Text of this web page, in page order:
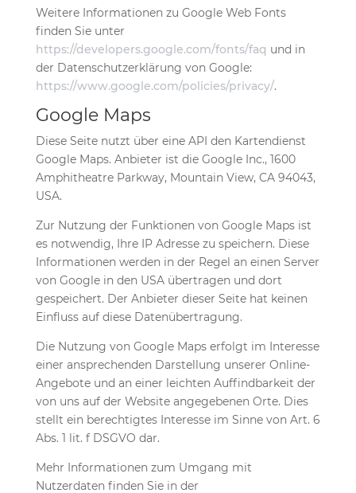
Weitere Informationen zu Google Web Fonts
finden Sie unter
https://developers.google.com/fonts/faq und in
der Datenschutzerklärung von Google:
https://www.google.com/policies/privacy/.
Google Maps
Diese Seite nutzt über eine API den Kartendienst
Google Maps. Anbieter ist die Google Inc., 1600
Amphitheatre Parkway, Mountain View, CA 94043,
USA.
Zur Nutzung der Funktionen von Google Maps ist
es notwendig, Ihre IP Adresse zu speichern. Diese
Informationen werden in der Regel an einen Server
von Google in den USA übertragen und dort
gespeichert. Der Anbieter dieser Seite hat keinen
Einfluss auf diese Datenübertragung.
Die Nutzung von Google Maps erfolgt im Interesse
einer ansprechenden Darstellung unserer Online-
Angebote und an einer leichten Auffindbarkeit der
von uns auf der Website angegebenen Orte. Dies
stellt ein berechtigtes Interesse im Sinne von Art. 6
Abs. 1 lit. f DSGVO dar.
Mehr Informationen zum Umgang mit
Nutzerdaten finden Sie in der